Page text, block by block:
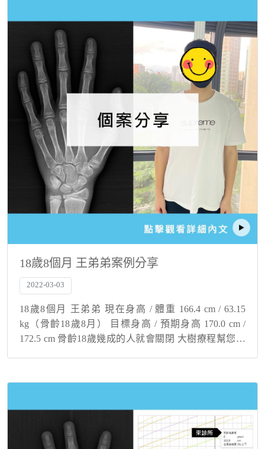
18歲8個月 王弟弟案例分享
2022-03-03
18歲8個月 王弟弟 現在身高 / 體重 166.4 cm / 63.15
kg（骨齡18歲8月） 目標身高 / 預期身高 170.0 cm /
172.5 cm 骨齡18歲幾成的人就會關閉 大樹療程幫您與